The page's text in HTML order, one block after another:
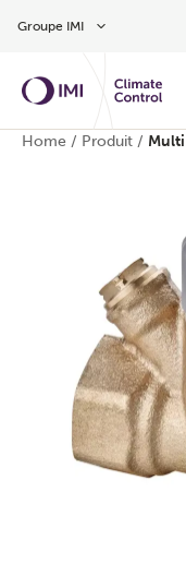
Groupe IMI
Home / Produit / Multi